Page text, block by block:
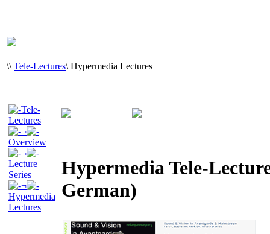
\\ Tele-Lectures\ Hypermedia Lectures
Tele-
Lectures
¬
Overview
¬
Lecture
Series
¬
Hypermedia
Lectures
Hypermedia Tele-
German)